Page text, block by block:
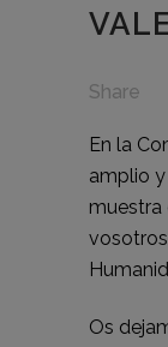
Share
En la
amplio
muestra
Os